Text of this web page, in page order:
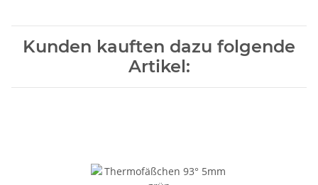
Kunden kauften dazu folgende
Artikel: